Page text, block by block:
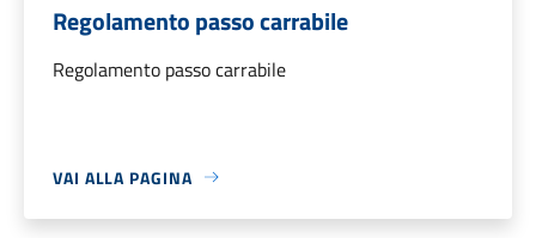
Regolamento passo carrabile
Regolamento passo carrabile
VAI ALLA PAGINA